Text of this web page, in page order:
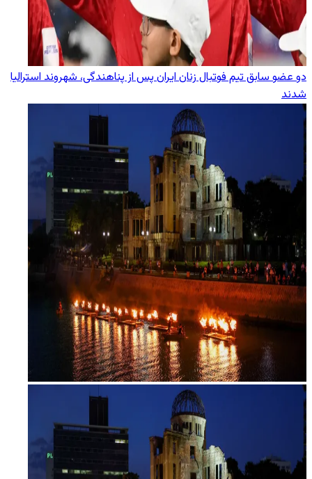
دو عضو سابق تیم فوتبال زنان ایران پس از پناهندگی، شهروند استرالیا
شدند